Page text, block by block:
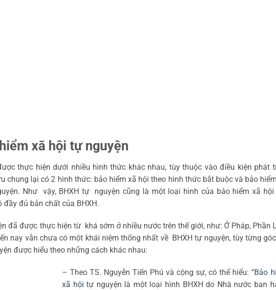
xã hội tự nguyện
thực hiện dưới nhiều hình thức khác nhau, tùy thuộc vào điều kiện phát
chung lại có 2 hình thức: bảo hiểm xã hội theo hình thức bắt buộc và bảo
Như vậy, BHXH tự nguyện cũng là một loại hình của bảo hiểm xã hội
đầy đủ bản chất của BHXH.
đã được thực hiện từ khá sớm ở nhiều nước trên thế giới, như: Ở Pháp, Phần
nay vẫn chưa có một khái niệm thống nhất về BHXH tự nguyện, tùy từng
được hiểu theo những cách khác nhau:
– Theo TS. Nguyễn Tiến Phú và cộng sự, có thể hiểu: “Bảo
xã hội tự nguyện là một loại hình BHXH do Nhà nước ban